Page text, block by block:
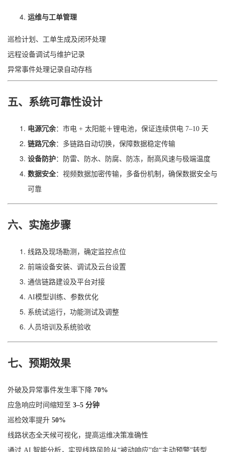
运维与工单管理
巡检计划、工单生成及闭环处理
远程设备调试与维护记录
异常事件处理记录自动存档
五、系统可靠性设计
电源冗余：市电 + 太阳能＋锂电池，保证连续供电 7–10 天
链路冗余：多链路自动切换，保障数据稳定传输
设备防护：防雷、防水、防腐、防冻，耐高风速与极端温度
数据安全：视频数据加密传输，多备份机制，确保数据安全与
可靠
六、实施步骤
线路及现场勘测，确定监控点位
前端设备安装、调试及云台设置
通信链路建设及平台对接
AI模型训练、参数优化
系统试运行，功能测试及调整
人员培训及系统验收
七、预期效果
外破及异常事件发生率下降 70%
应急响应时间缩短至 3–5 分钟
巡检效率提升 50%
线路状态全天候可视化，提高运维决策准确性
通过 AI 智能分析，实现线路风险从“被动响应”向“主动预警”转型